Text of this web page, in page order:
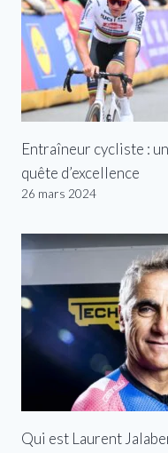
Entraîneur cycliste :
quête d’excellence
26 mars 2024
Qui est Laurent